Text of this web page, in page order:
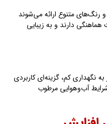
و رنگ‌های متنوع ارائه می‌شوند
دارند و به زیبایی
نگهداری کم، گزینه‌ای کاربردی
آب‌وهوایی مرطوب